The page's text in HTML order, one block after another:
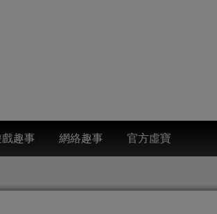
戲趣事 網絡趣事 官方虛寶